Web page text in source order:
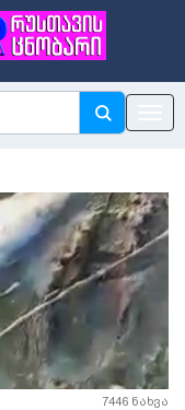
7446 ნახვა